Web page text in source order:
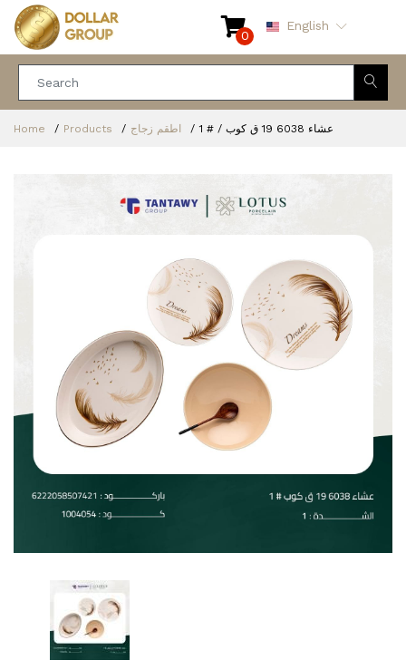
0
English
Home Products اطقم زجاج عشاء 6038 19 ق كوب / # 1